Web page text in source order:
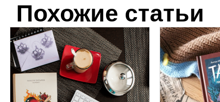
Похожие статьи